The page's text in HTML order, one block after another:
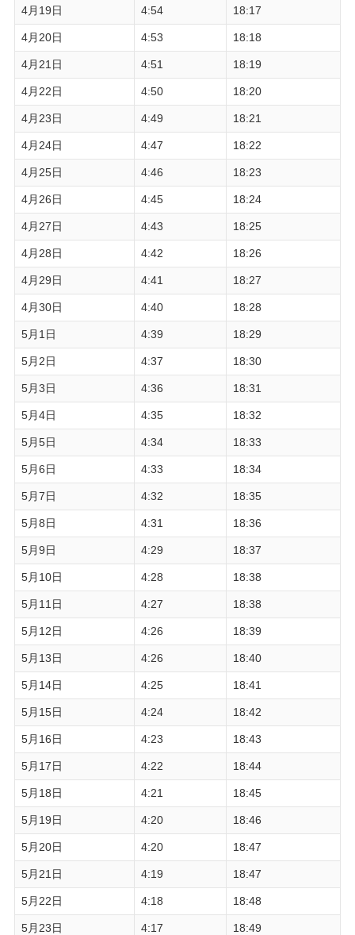
4月19日 4:54 18:17
4月20日 4:53 18:18
4月21日 4:51 18:19
4月22日 4:50 18:20
4月23日 4:49 18:21
4月24日 4:47 18:22
4月25日 4:46 18:23
4月26日 4:45 18:24
4月27日 4:43 18:25
4月28日 4:42 18:26
4月29日 4:41 18:27
4月30日 4:40 18:28
5月1日 4:39 18:29
5月2日 4:37 18:30
5月3日 4:36 18:31
5月4日 4:35 18:32
5月5日 4:34 18:33
5月6日 4:33 18:34
5月7日 4:32 18:35
5月8日 4:31 18:36
5月9日 4:29 18:37
5月10日 4:28 18:38
5月11日 4:27 18:38
5月12日 4:26 18:39
5月13日 4:26 18:40
5月14日 4:25 18:41
5月15日 4:24 18:42
5月16日 4:23 18:43
5月17日 4:22 18:44
5月18日 4:21 18:45
5月19日 4:20 18:46
5月20日 4:20 18:47
5月21日 4:19 18:47
5月22日 4:18 18:48
5月23日 4:17 18:49